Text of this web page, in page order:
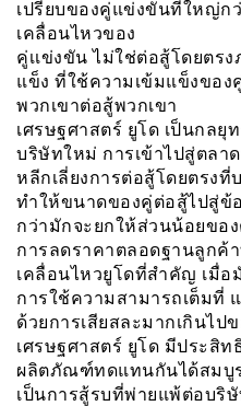
เปรียบของคู่แข่งขันที่ใหญ่ก
เคลื่อนไหวของ
คู่เเข่งขัน ไม่ใช่ต่อสู้โดยตร
แข็ง ที่ใช้ความเข้มแข็งขอ
พวกเขาต่อสู้พวกเขา
เศรษฐศาสตร์ ยูโด เป็นกลยุ
บริษัทใหม่ การเข้าไปสู่ตล
หลีกเลี่ยงการต่อสู้โดยตรงที่
ทำให้ขนาดของคู่ต่อสู้ไปสู่ข้
กว่ามักจะยกให้ส่วนน้อยขอ
การลดราคาตลอดฐานลูกค้
เคลื่อนไหวยูโดที่สำคัญ เมื่
การใช้ความสามารถเต็มที่
ด้วยการเสียสละมากเกินไป
เศรษฐศาสตร์ ยูโด มีประสิ
ผลิตภัณฑ์ทดแทนกันได้สมบู
เป็นการสู้รบที่พ่ายแพ้ต่อบริษั